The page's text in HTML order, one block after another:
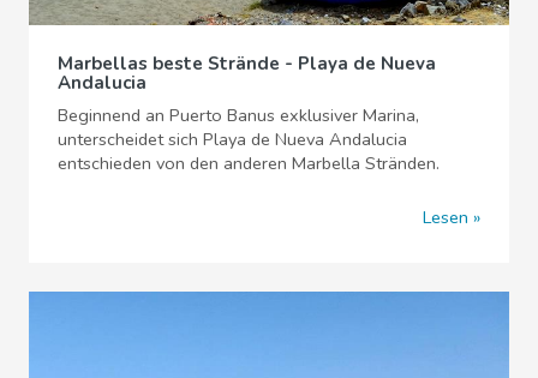
Marbellas beste Strände - Playa de Nueva
Andalucia
Beginnend an Puerto Banus exklusiver Marina,
unterscheidet sich Playa de Nueva Andalucia
entschieden von den anderen Marbella Stränden.
Lesen